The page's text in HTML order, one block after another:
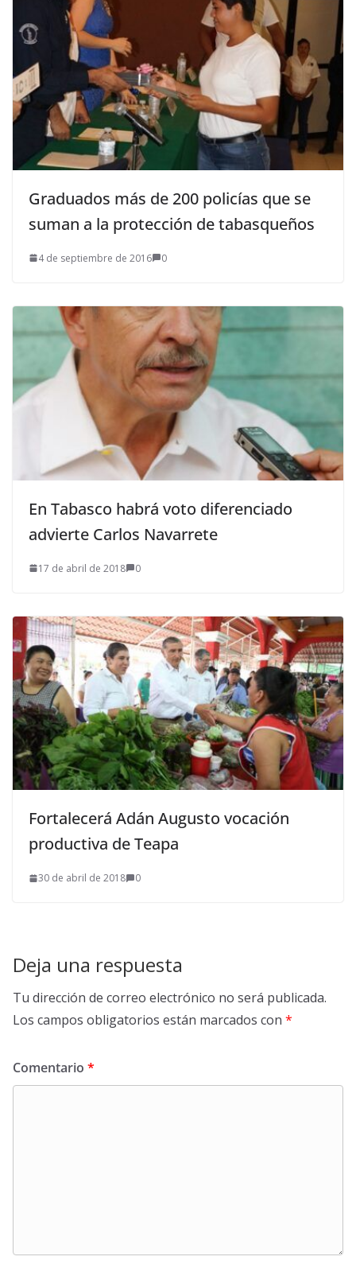
Graduados más de 200 policías que se
suman a la protección de tabasqueños
4 de septiembre de 2016 0
En Tabasco habrá voto diferenciado
advierte Carlos Navarrete
17 de abril de 2018 0
Fortalecerá Adán Augusto vocación
productiva de Teapa
30 de abril de 2018 0
Deja una respuesta
Tu dirección de correo electrónico no será publicada.
Los campos obligatorios están marcados con *
Comentario *